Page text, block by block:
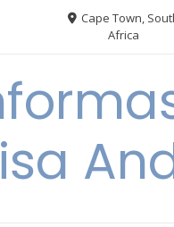
Cape Town,
Africa